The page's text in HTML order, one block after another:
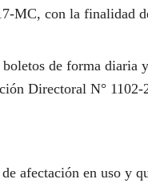
MC, con la finalidad
de forma
Directoral N°
afectación en uso y